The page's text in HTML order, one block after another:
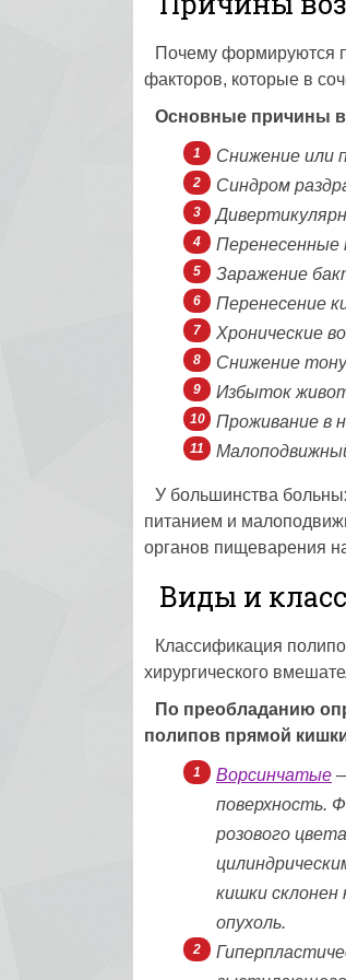
Почему формируются
факторов, которые в
Основные причины
Снижение или
Синдром
Перенесенные
Заражение
Перенесение
Хронические
Снижение
Избыток
Проживание в
У большинства
питанием и
органов пищеварения
Виды и
Классификация
хирургического
По преобладанию
полипов прямой
Ворсинчатые
поверхность.
розового
кишки
опухоль.